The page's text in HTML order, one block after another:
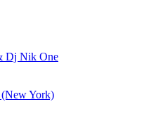
Dj Nik One
York)